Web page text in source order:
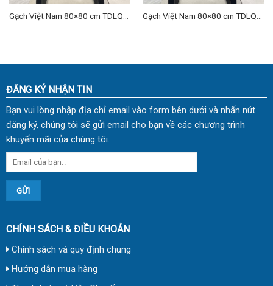
Gạch Việt Nam 80×80 cm TDLQ-
Gạch Việt Nam 80×80 cm TDLQ-
ĐĂNG KÝ NHẬN TIN
Bạn vui lòng nhập địa chỉ email vào form bên dưới và nhấn nút
đăng ký, chúng tôi sẽ gửi email cho bạn về các chương trình
khuyến mãi của chúng tôi.
CHÍNH SÁCH & ĐIỀU KHOẢN
Chính sách và quy định chung
Hướng dẫn mua hàng